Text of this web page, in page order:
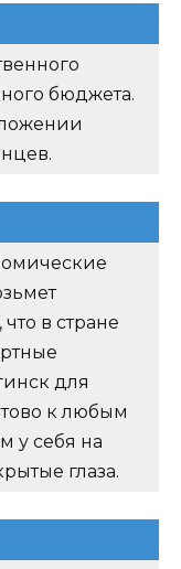
бюджета.
в стране
для
к любым
у себя на
глаза.